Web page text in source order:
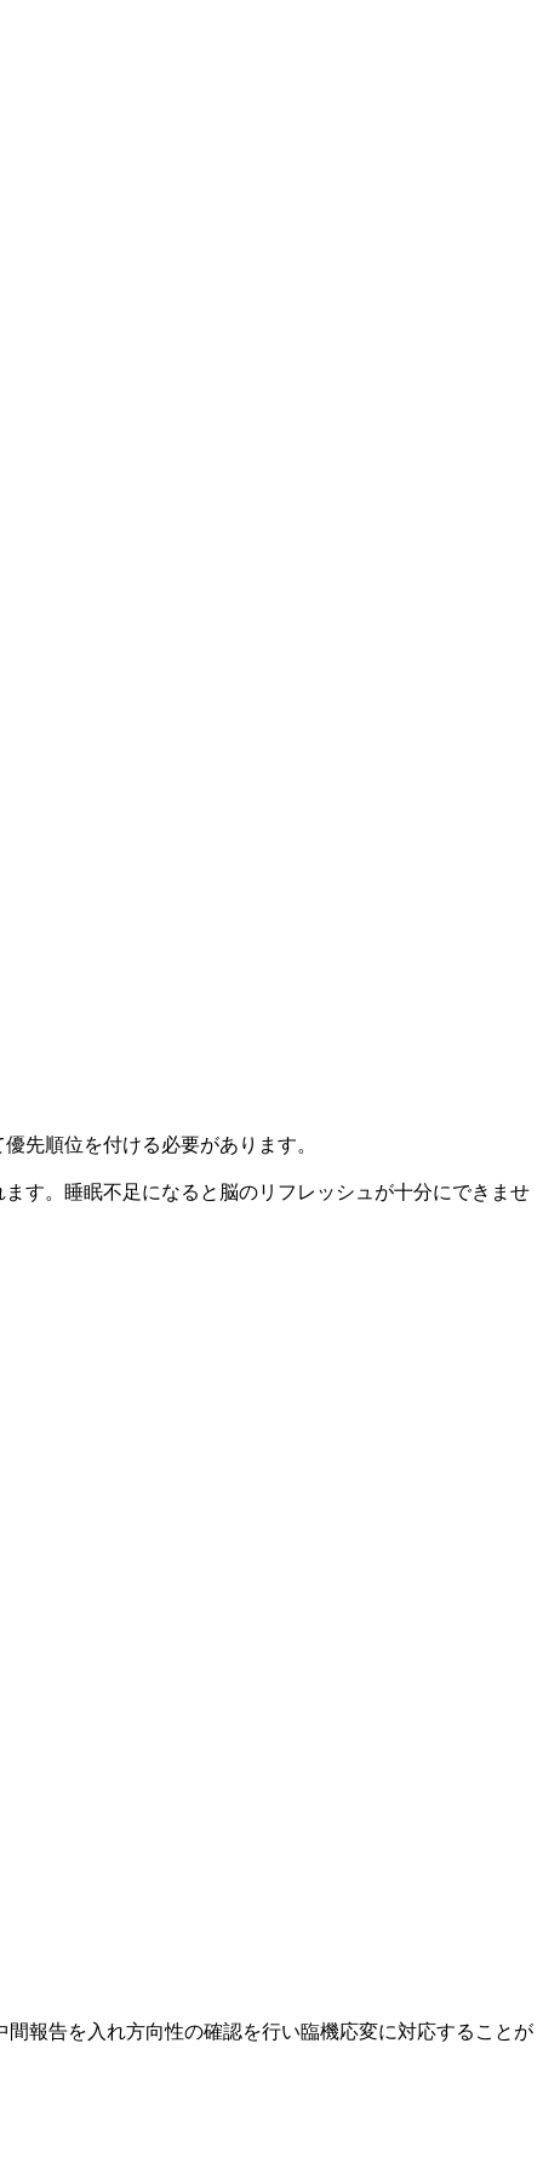
先順位を付ける必要があります。
す。睡眠不足になると脳のリフレッシュが十分にできませ
報告を入れ方向性の確認を行い臨機応変に対応することが